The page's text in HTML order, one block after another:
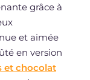
grâce à
et aimée
en version
et chocolat